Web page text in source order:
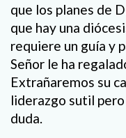
que los planes de
que hay una
requiere un guía y
Señor le ha
Extrañaremos su
liderazgo sutil
duda.